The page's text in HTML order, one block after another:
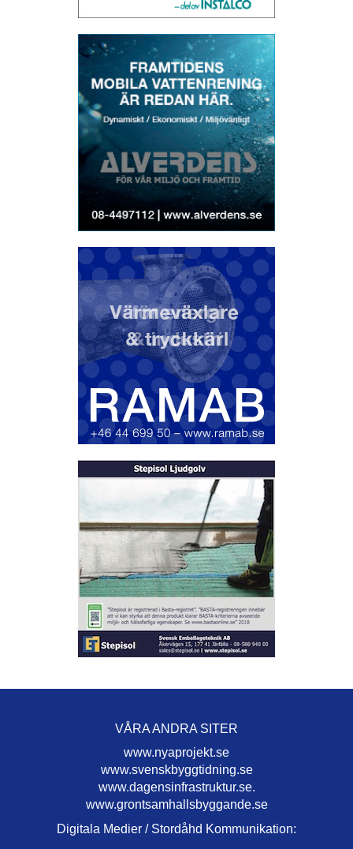
VÅRA ANDRA SITER
www.nyaprojekt.se
www.svenskbyggtidning.se
www.dagensinfrastruktur.se.
www.grontsamhallsbyggande.se
Digitala Medier / Stordåhd Kommunikation: